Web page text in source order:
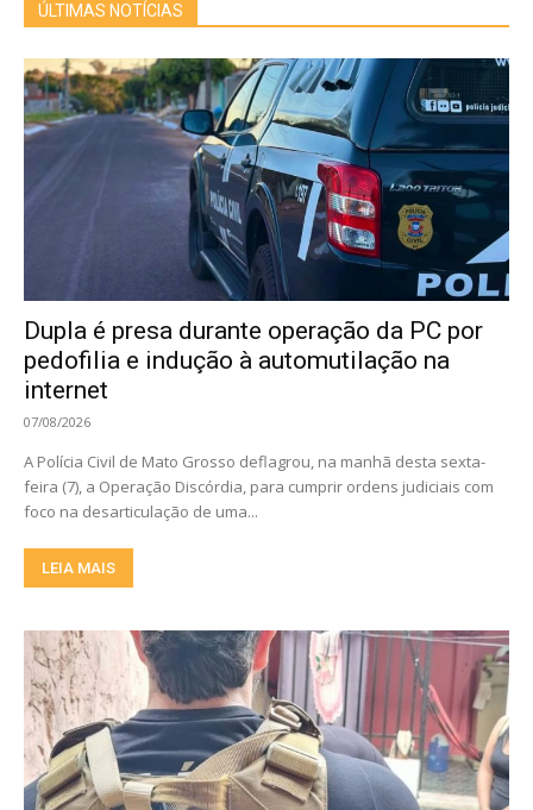
ÚLTIMAS NOTÍCIAS
Dupla é presa durante operação da PC por
pedofilia e indução à automutilação na
internet
07/08/2026
A Polícia Civil de Mato Grosso deflagrou, na manhã desta sexta-
feira (7), a Operação Discórdia, para cumprir ordens judiciais com
foco na desarticulação de uma...
LEIA MAIS